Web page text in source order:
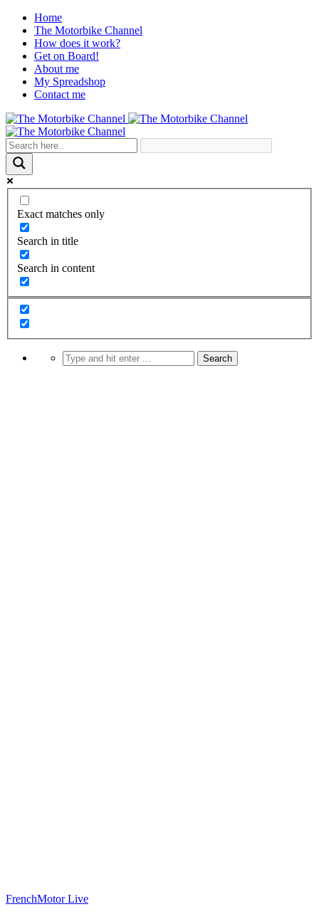
Home
The Motorbike Channel
How does it work?
Get on Board!
About me
My Spreadshop
Contact me
Exact matches only
Search in title
Search in content
FrenchMotor Live